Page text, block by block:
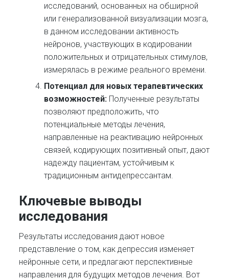
исследований, основанных на обширной
или генерализованной визуализации мозга,
в данном исследовании активность
нейронов, участвующих в кодировании
положительных и отрицательных стимулов,
измерялась в режиме реального времени.
Потенциал для новых терапевтических
возможностей: Полученные результаты
позволяют предположить, что
потенциальные методы лечения,
направленные на реактивацию нейронных
связей, кодирующих позитивный опыт, дают
надежду пациентам, устойчивым к
традиционным антидепрессантам.
Ключевые выводы
исследования
Результаты исследования дают новое
представление о том, как депрессия изменяет
нейронные сети, и предлагают перспективные
направления для будущих методов лечения. Вот